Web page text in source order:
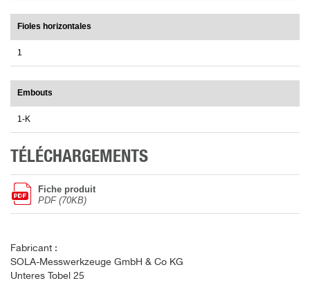
Fioles horizontales
1
Embouts
1-K
TÉLÉCHARGEMENTS
Fiche produit
PDF (70KB)
Fabricant :
SOLA-Messwerkzeuge GmbH & Co KG
Unteres Tobel 25